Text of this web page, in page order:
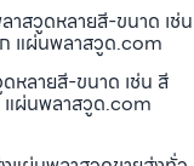
สวูดหลายสี-ขนาด เช่น
แผ่นพลาสวูด.com
หลายสี-ขนาด เช่น สี
แผ่นพลาสวูด.com